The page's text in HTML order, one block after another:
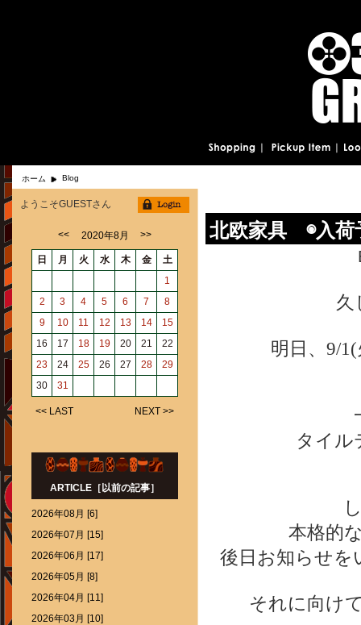
ホーム Blog
北欧家具 ◉入荷
久
明日、9/
タイル
本格的
後日お知らせを
それに向け
ようこそGUESTさん
<< 2020年8月 >>
日 月 火 水 木 金
土
1
2
3 4 5 6 7
8
9
10 11 12 13 14
15
16
17 18 19 20 21
22
23
24 25 26 27 28
29
30
31
<< LAST NEXT >>
ARTICLE［以前の記事］
2026年08月 [6]
2026年07月 [15]
2026年06月 [17]
2026年05月 [8]
2026年04月 [11]
2026年03月 [10]